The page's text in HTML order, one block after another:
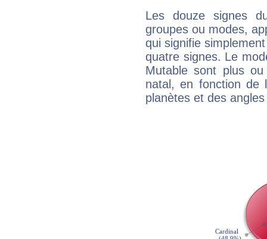
Les douze signes
groupes ou modes,
qui signifie
quatre signes. Le
Mutable sont plus
natal, en fonction de
planètes et des